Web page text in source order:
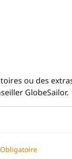
ou des
GlobeSailor.
Obligatoire